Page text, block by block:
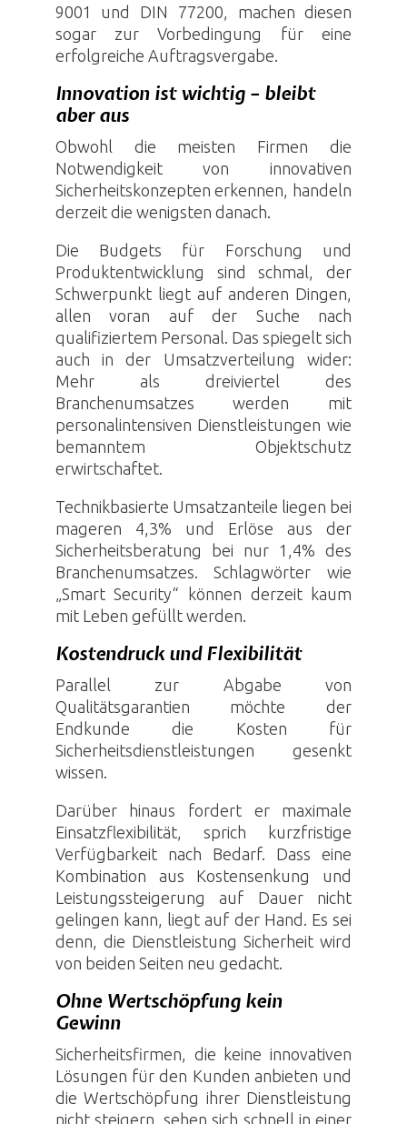
9001 und DIN 77200, machen diesen
sogar zur Vorbedingung für eine
erfolgreiche Auftragsvergabe.
Innovation ist wichtig – bleibt
aber aus
Obwohl die meisten Firmen die
Notwendigkeit von innovativen
Sicherheitskonzepten erkennen, handeln
derzeit die wenigsten danach.
Die Budgets für Forschung und
Produktentwicklung sind schmal, der
Schwerpunkt liegt auf anderen Dingen,
allen voran auf der Suche nach
qualifiziertem Personal. Das spiegelt sich
auch in der Umsatzverteilung wider:
Mehr als dreiviertel des
Branchenumsatzes werden mit
personalintensiven Dienstleistungen wie
bemanntem Objektschutz
erwirtschaftet.
Technikbasierte Umsatzanteile liegen bei
mageren 4,3% und Erlöse aus der
Sicherheitsberatung bei nur 1,4% des
Branchenumsatzes. Schlagwörter wie
„Smart Security“ können derzeit kaum
mit Leben gefüllt werden.
Kostendruck und Flexibilität
Parallel zur Abgabe von
Qualitätsgarantien möchte der
Endkunde die Kosten für
Sicherheitsdienstleistungen gesenkt
wissen.
Darüber hinaus fordert er maximale
Einsatzflexibilität, sprich kurzfristige
Verfügbarkeit nach Bedarf. Dass eine
Kombination aus Kostensenkung und
Leistungssteigerung auf Dauer nicht
gelingen kann, liegt auf der Hand. Es sei
denn, die Dienstleistung Sicherheit wird
von beiden Seiten neu gedacht.
Ohne Wertschöpfung kein
Gewinn
Sicherheitsfirmen, die keine innovativen
Lösungen für den Kunden anbieten und
die Wertschöpfung ihrer Dienstleistung
nicht steigern, sehen sich schnell in einer